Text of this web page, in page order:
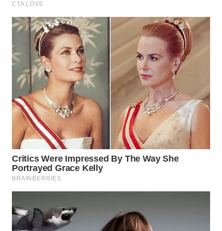
BEKASI
WN
BOGOR
WN
DEPOK
WN
TAPANULI
UTARA
SAMOSIR
LAWAS